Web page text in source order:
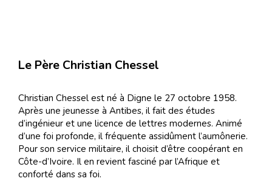
Le Père Christian Chessel
Christian Chessel est né à Digne le 27 octobre 1958.
Après une jeunesse à Antibes, il fait des études
d’ingénieur et une licence de lettres modernes. Animé
d’une foi profonde, il fréquente assidûment l’aumônerie.
Pour son service militaire, il choisit d’être coopérant en
Côte-d’Ivoire. Il en revient fasciné par l’Afrique et
conforté dans sa foi.